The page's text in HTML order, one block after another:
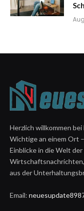
Herzlich willkommen
Wichtige an einem Ort
Einblicke in die Welt
aus der
Email: